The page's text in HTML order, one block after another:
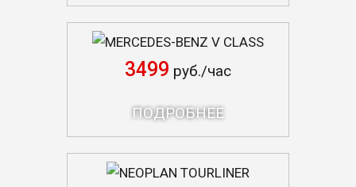
MERCEDES-BENZ V CLASS
3499 руб./час
ПОДРОБНЕЕ
NEOPLAN TOURLINER